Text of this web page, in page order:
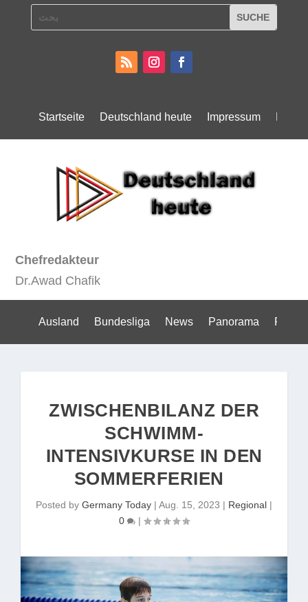
Startseite Deutschland heute Impressum
Chefredakteur
Dr.Awad Chafik
Ausland Bundesliga News Panorama Politik
ZWISCHENBILANZ DER
SCHWIMM-
INTENSIVKURSE IN DEN
SOMMERFERIEN
Posted by Germany Today | Aug. 15, 2023 | Regional |
0
|